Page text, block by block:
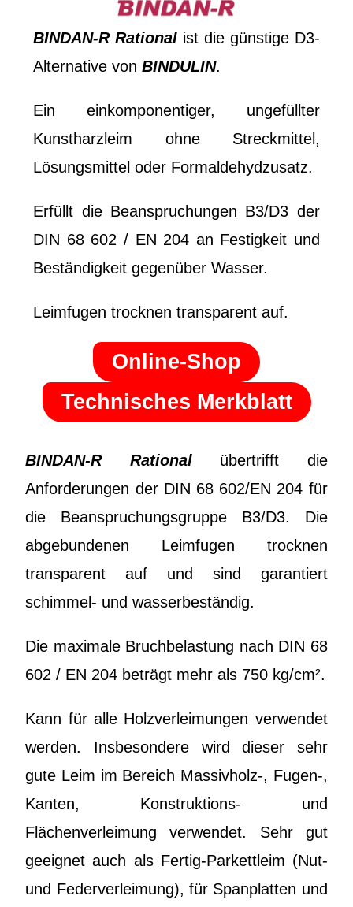
BINDAN-R Rational ist die günstige D3-
Alternative vonBINDULIN.
Ein einkomponentiger, ungefüllter
Kunstharzleim ohne Streckmittel,
Lösungsmittel oder Formaldehydzusatz.
Erfüllt die Beanspruchungen B3/D3 der
DIN 68 602 / EN 204 an Festigkeit und
Beständigkeit gegenüber Wasser.
Leimfugen trocknen transparent auf.
Online-Shop
Technisches Merkblatt
BINDAN-R Rationalübertrifft die
Anforderungen der DIN 68 602/EN 204 für
die Beanspruchungsgruppe B3/D3. Die
abgebundenen Leimfugen trocknen
transparent auf und sind garantiert
schimmel- und wasserbeständig.
Die maximale Bruchbelastung nach DIN 68
602 / EN 204 beträgt mehr als 750 kg/cm².
Kann für alle Holzverleimungen verwendet
werden. Insbesondere wird dieser sehr
gute Leim im Bereich Massivholz-, Fugen-,
Kanten, Konstruktions- und
Flächenverleimung verwendet. Sehr gut
geeignet auch als Fertig-Parkettleim (Nut-
und Federverleimung), für Spanplatten und